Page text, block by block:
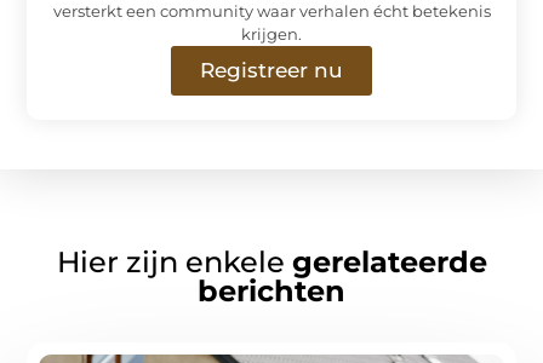
versterkt een community waar verhalen écht betekenis
krijgen.
Registreer nu
Hier zijn enkele gerelateerde
berichten